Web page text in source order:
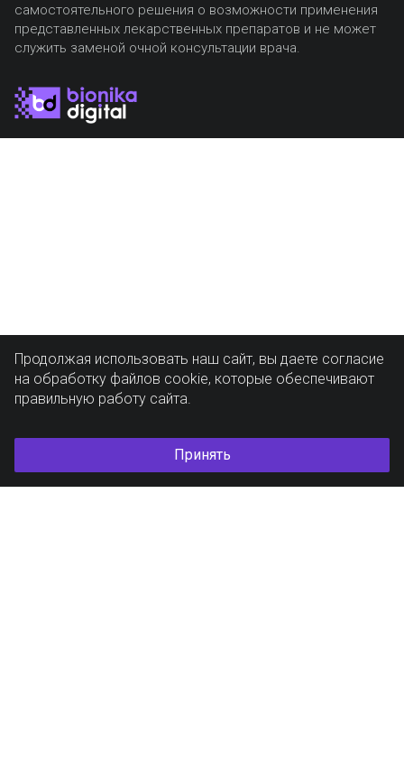
самостоятельного решения о возможности применения
представленных лекарственных препаратов и не может
служить заменой очной консультации врача.
Продолжая использовать наш сайт, вы даете согласие
на обработку файлов cookie, которые обеспечивают
правильную работу сайта.
Принять